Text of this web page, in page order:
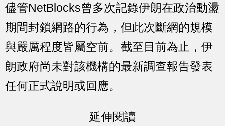
儘管NetBlocks曾多次記錄伊朗在政治動盪
期間封鎖網路的行為，但此次斷網的規模
與嚴厲程度皆屬空前。截至目前為止，伊
朗政府尚未對該機構的最新調查報告發表
任何正式說明或回應。
延伸閱讀